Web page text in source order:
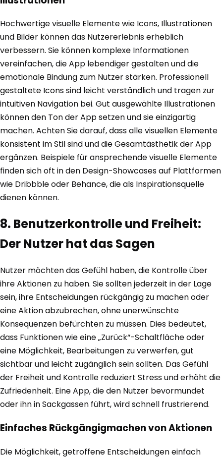
Hochwertige visuelle Elemente wie Icons, Illustrationen
und Bilder können das Nutzererlebnis erheblich
verbessern. Sie können komplexe Informationen
vereinfachen, die App lebendiger gestalten und die
emotionale Bindung zum Nutzer stärken. Professionell
gestaltete Icons sind leicht verständlich und tragen zur
intuitiven Navigation bei. Gut ausgewählte Illustrationen
können den Ton der App setzen und sie einzigartig
machen. Achten Sie darauf, dass alle visuellen Elemente
konsistent im Stil sind und die Gesamtästhetik der App
ergänzen. Beispiele für ansprechende visuelle Elemente
finden sich oft in den Design-Showcases auf Plattformen
wie Dribbble oder Behance, die als Inspirationsquelle
dienen können.
8. Benutzerkontrolle und Freiheit:
Der Nutzer hat das Sagen
Nutzer möchten das Gefühl haben, die Kontrolle über
ihre Aktionen zu haben. Sie sollten jederzeit in der Lage
sein, ihre Entscheidungen rückgängig zu machen oder
eine Aktion abzubrechen, ohne unerwünschte
Konsequenzen befürchten zu müssen. Dies bedeutet,
dass Funktionen wie eine „Zurück“-Schaltfläche oder
eine Möglichkeit, Bearbeitungen zu verwerfen, gut
sichtbar und leicht zugänglich sein sollten. Das Gefühl
der Freiheit und Kontrolle reduziert Stress und erhöht die
Zufriedenheit. Eine App, die den Nutzer bevormundet
oder ihn in Sackgassen führt, wird schnell frustrierend.
Einfaches Rückgängigmachen von Aktionen
Die Möglichkeit, getroffene Entscheidungen einfach